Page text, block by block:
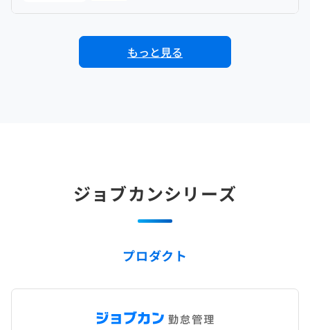
もっと見る
ジョブカンシリーズ
プロダクト